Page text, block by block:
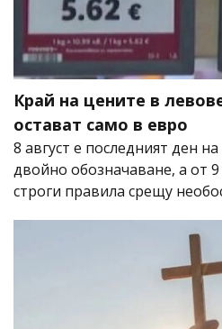
Край на цените в
остават само в евро
8 август е последният ден
двойно обозначаване, а от
строги правила срещу